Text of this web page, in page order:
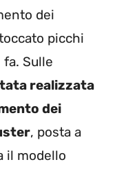
dei
picchi
fa. Sulle
realizzata
dei
, posta a
il modello